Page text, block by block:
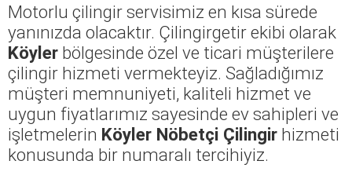
Motorlu çilingir servisimiz en kısa sürede
yanınızda olacaktır. Çilingirgetir ekibi olarak
Köyler bölgesinde özel ve ticari müşterilere
çilingir hizmeti vermekteyiz. Sağladığımız
müşteri memnuniyeti, kaliteli hizmet ve
uygun fiyatlarımız sayesinde ev sahipleri ve
işletmelerin Köyler Nöbetçi Çilingir hizmeti
konusunda bir numaralı tercihiyiz.